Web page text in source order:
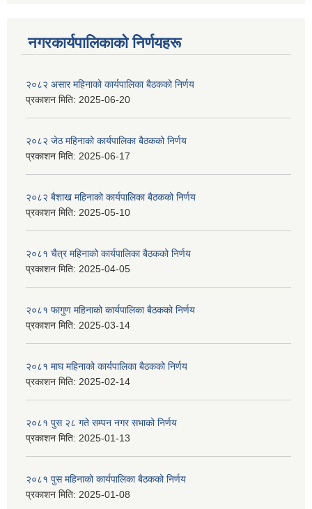
नगरकार्यपालिकाकाे निर्णयहरू
२०८२ असार महिनाको कार्यपालिका बैठकको निर्णय
प्रकाशन मिति: 2025-06-20
२०८२ जेठ महिनाको कार्यपालिका बैठकको निर्णय
प्रकाशन मिति: 2025-06-17
२०८२ बैशाख महिनाको कार्यपालिका बैठकको निर्णय
प्रकाशन मिति: 2025-05-10
२०८१ चैत्र महिनाको कार्यपालिका बैठकको निर्णय
प्रकाशन मिति: 2025-04-05
२०८१ फागुण महिनाको कार्यपालिका बैठकको निर्णय
प्रकाशन मिति: 2025-03-14
२०८१ माघ महिनाको कार्यपालिका बैठकको निर्णय
प्रकाशन मिति: 2025-02-14
२०८१ पुस २८ गते सम्प‍न नगर सभाको निर्णय
प्रकाशन मिति: 2025-01-13
२०८१ पुस महिनाको कार्यपालिका बैठकको निर्णय
प्रकाशन मिति: 2025-01-08